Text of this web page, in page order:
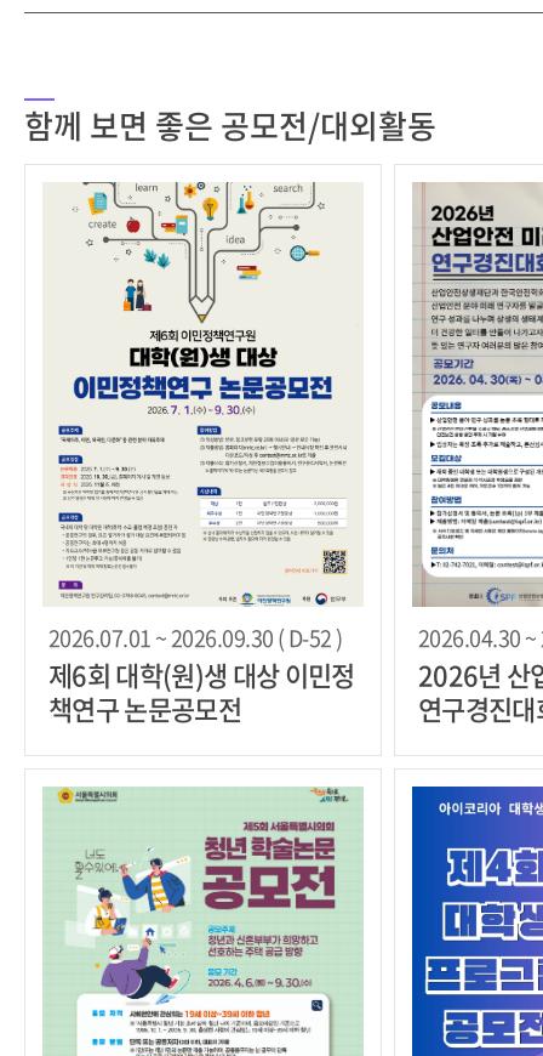
함께 보면 좋은 공모전/대외활동
2026.07.01 ~ 2026.09.30 ( D-52 )
제6회 대학(원)생 대상 이민정
책연구 논문공모전
2026.04.30 ~
2026년 산
연구경진대